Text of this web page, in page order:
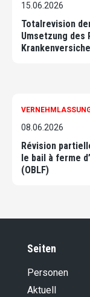
15.06.2026
Totalrevision
Umsetzung des
08.06.2026
Révision
le bail à ferme
(OBLF)
Seiten
Personen
Aktuell